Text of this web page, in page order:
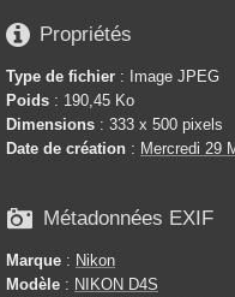
 Propriétés
Type de fichier : Image JPEG
Poids : 190,45 Ko
Dimensions : 333 x 500 pixels
Date de création : Mercredi 29
 Métadonnées EXIF
Marque : Nikon
Modèle : NIKON D4S